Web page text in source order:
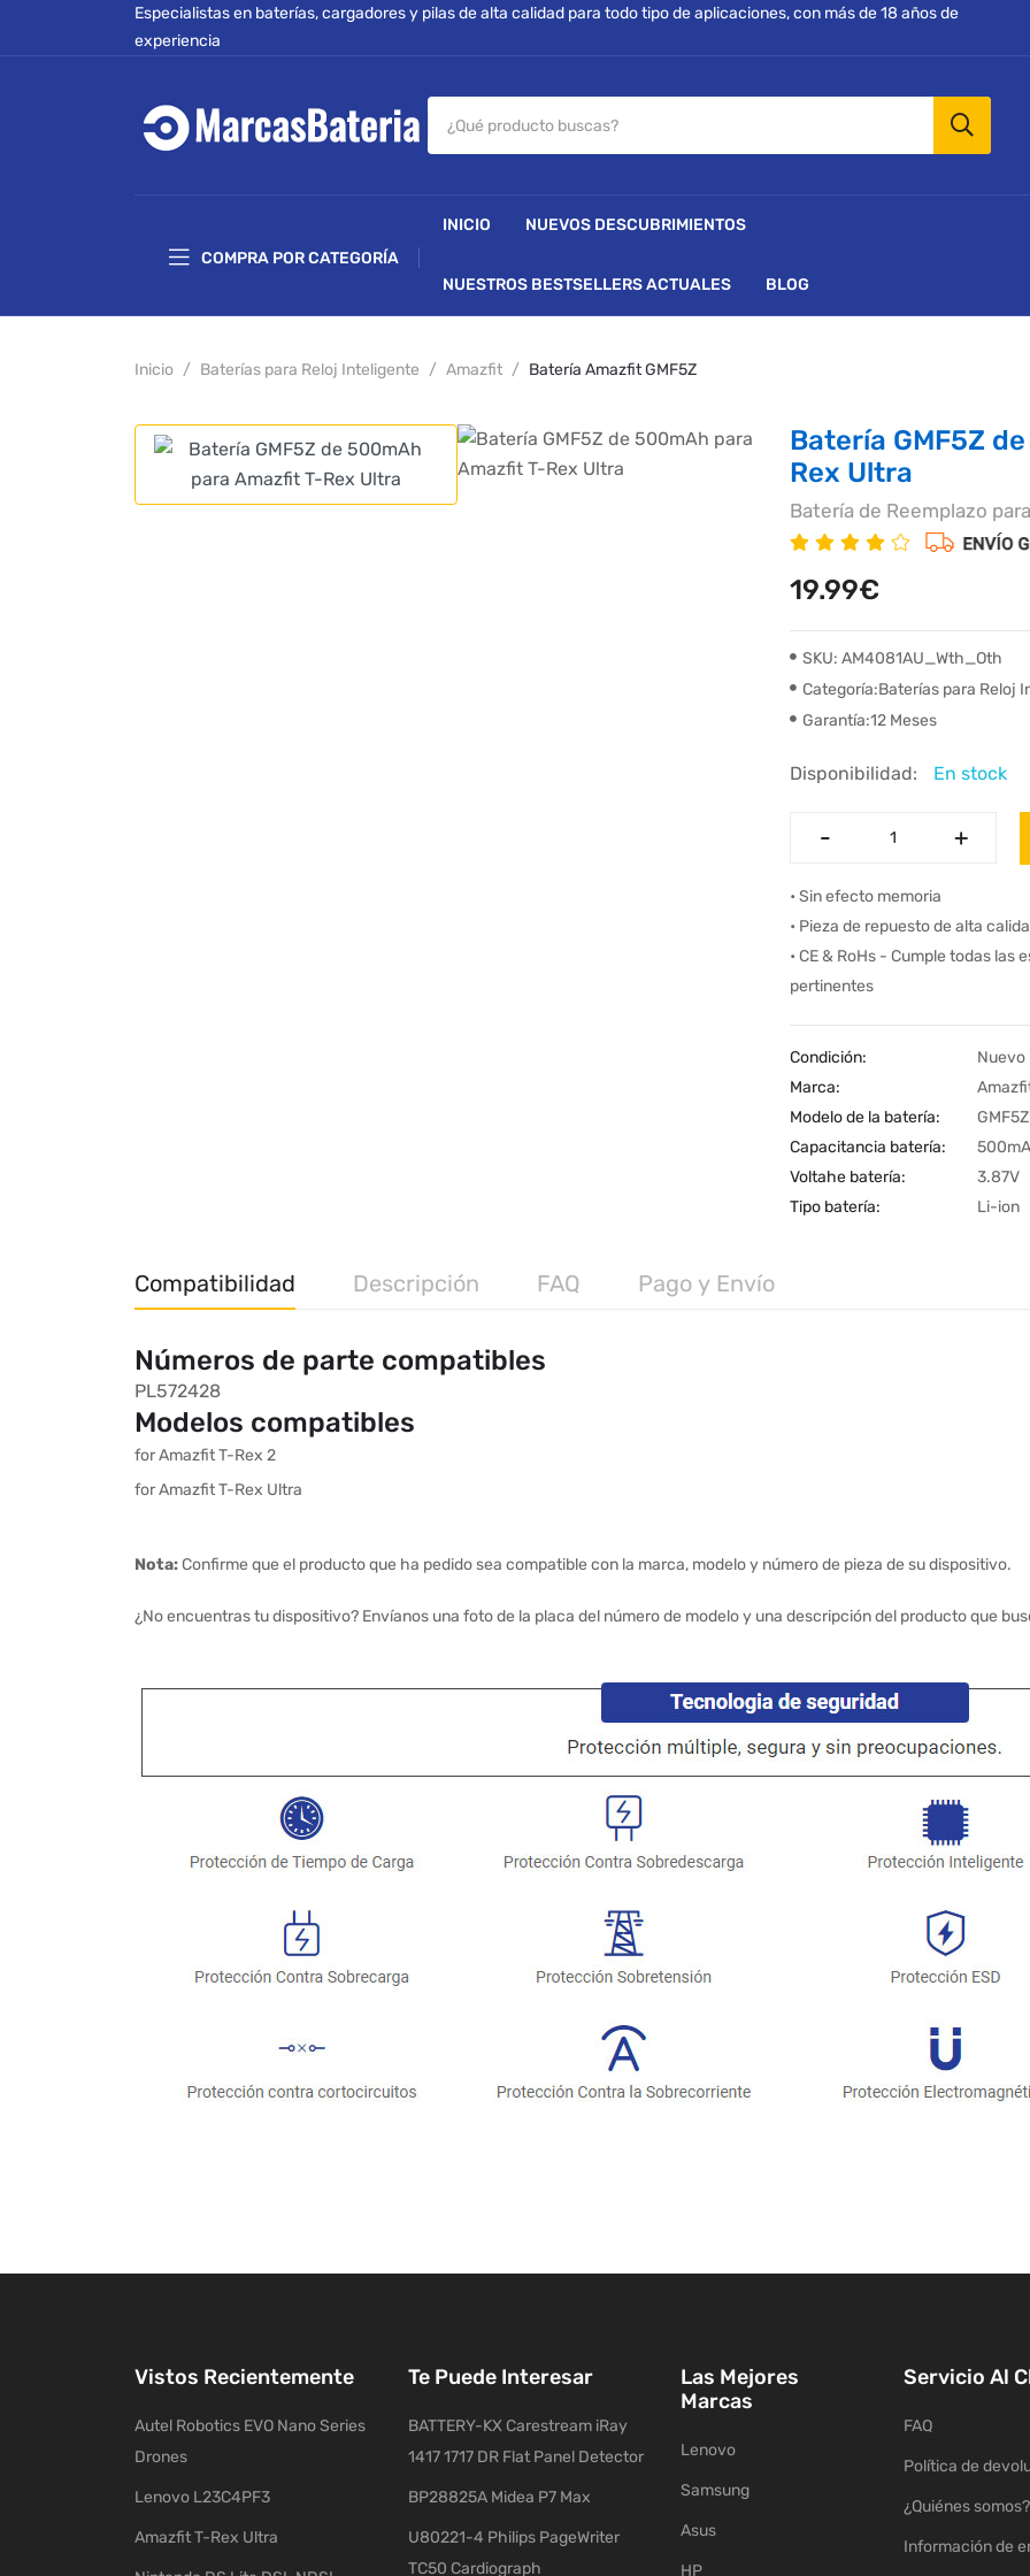
Especialistas en baterías, cargadores y pilas de alta calidad para todo tipo de aplicaciones, con más de 18 años de
experiencia
COMPRA POR CATEGORÍA
INICIO NUEVOS DESCUBRIMIENTOS
NUESTROS BESTSELLERS ACTUALES BLOG
Inicio Baterías para Reloj Inteligente Amazfit Batería Amazfit GMF5Z
Batería GMF5Z
Rex Ultra
Batería de Reemplazo
19.99€
SKU: AM4081AU_Wth_Oth
Categoría:Baterías para Reloj
Garantía:12 Meses
Disponibilidad: En stock
- +
- +
• Sin efecto memoria
• Pieza de repuesto de alta
• CE & RoHs - Cumple todas
pertinentes
Condición:
Nuevo
Marca:
Modelo de la batería:
GMF5Z
Capacitancia batería:
Voltahe batería:
3.87V
Tipo batería:
Li-ion
Compatibilidad Descripción FAQ Pago y Envío
Números de parte compatibles
PL572428
Modelos compatibles
for Amazfit T-Rex 2
for Amazfit T-Rex Ultra
Nota:Confirme que el producto que ha pedido sea compatible con la marca, modelo y número de pieza de su dispositivo.
¿No encuentras tu dispositivo? Envíanos una foto de la placa del número de modelo y una descripción del producto que
Vistos Recientemente
Autel Robotics EVO Nano Series
Drones
Lenovo L23C4PF3
Amazfit T-Rex Ultra
Te Puede Interesar
BATTERY-KX Carestream iRay
1417 1717 DR Flat Panel Detector
BP28825A Midea P7 Max
U80221-4 Philips PageWriter
TC50 Cardiograph
Las Mejores
Marcas
Lenovo
Samsung
Asus
HP
Servicio Al
FAQ
Política de
¿Quiénes somos?
Información de